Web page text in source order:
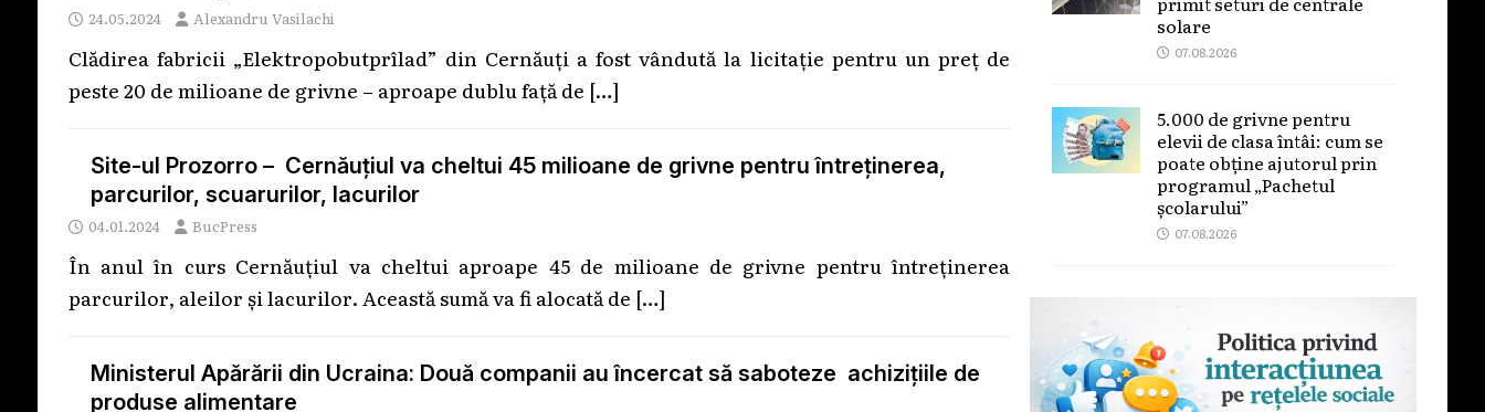
24.05.2024 Alexandru Vasilachi
Clădirea fabricii „Elektropobutprîlad” din Cernăuți a fost vândută la licitație pentru un preț de
peste 20 de milioane de grivne – aproape dublu față de […]
Site-ul Prozorro – Cernăuțiul va cheltui 45 milioane de grivne pentru întreținerea,
parcurilor, scuarurilor, lacurilor
04.01.2024 BucPress
În anul în curs Cernăuțiul va cheltui aproape 45 de milioane de grivne pentru întreținerea
parcurilor, aleilor și lacurilor. Această sumă va fi alocată de […]
Ministerul Apărării din Ucraina: Două companii au încercat să saboteze achizițiile de
produse alimentare
solare
07.08.2026
5.000 de grivne pentru
elevii de clasa întâi: cum se
poate obține ajutorul prin
programul „Pachetul
școlarului”
07.08.2026